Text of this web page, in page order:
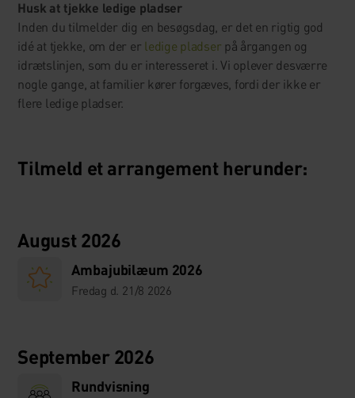
Husk at tjekke ledige pladser
Inden du tilmelder dig en besøgsdag, er det en rigtig god
idé at tjekke, om der er ledige pladser på årgangen og
idrætslinjen, som du er interesseret i. Vi oplever desværre
nogle gange, at familier kører forgæves, fordi der ikke er
flere ledige pladser.
Tilmeld et arrangement herunder:
August 2026
Ambajubilæum 2026
Fredag d. 21/8 2026
September 2026
Rundvisning